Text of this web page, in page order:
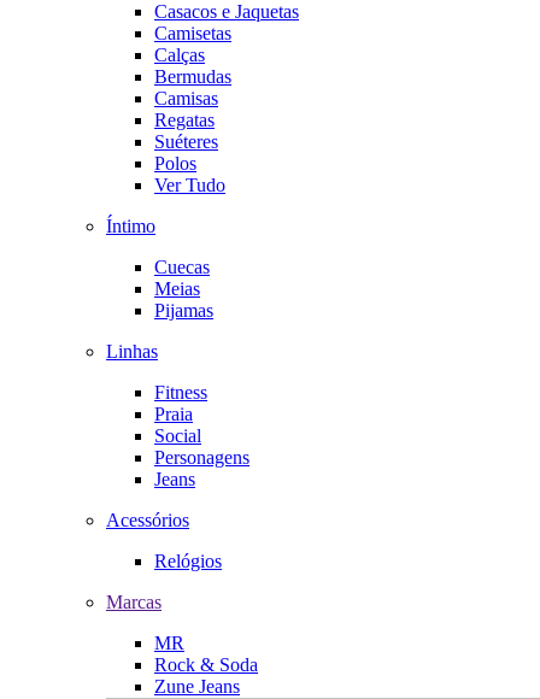
Casacos e Jaquetas
Camisetas
Calças
Bermudas
Camisas
Regatas
Suéteres
Polos
Ver Tudo
Íntimo
Cuecas
Meias
Pijamas
Linhas
Fitness
Praia
Social
Personagens
Jeans
Acessórios
Relógios
Marcas
MR
Rock & Soda
Zune Jeans